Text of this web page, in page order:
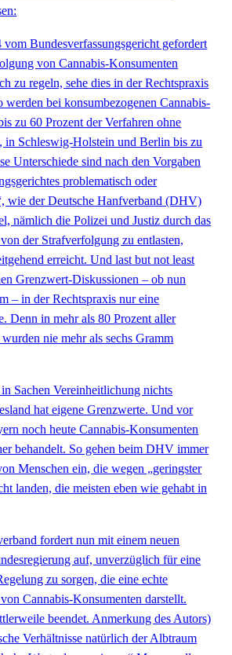
Bundesverfassungsgericht gefordert
von Cannabis-Konsumenten
zu regeln, sehe dies in der Rechtspraxis
werden bei konsumbezogenen Cannabis-
zu 60 Prozent der Verfahren ohne
in Schleswig-Holstein und Berlin bis zu
Unterschiede sind nach den Vorgaben
problematisch oder
wie der Deutsche Hanfverband (DHV)
nämlich die Polizei und Justiz durch das
der Strafverfolgung zu entlasten,
erreicht. Und last but not least
Grenzwert-Diskussionen – ob nun
– in der Rechtspraxis nur eine
Denn in mehr als 80 Prozent aller
nie mehr als sechs Gramm
Sachen Vereinheitlichung nichts
hat eigene Grenzwerte. Und vor
noch heute Cannabis-Konsumenten
behandelt. So gehen beim DHV immer
Menschen ein, die wegen „geringster
landen, die meisten eben wie gehabt in
fordert nun mit einem neuen
auf, unverzüglich für eine
zu sorgen, die eine echte
Cannabis-Konsumenten darstellt.
beendet. Anmerkung des Autors)
Verhältnisse natürlich der Albtraum